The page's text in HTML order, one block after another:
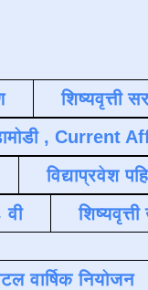
शिष्यवृत्ती
, Current
विद्याप्रवेश
वी
वार्षिक नियोजन